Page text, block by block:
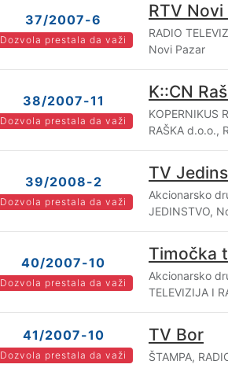
37/2007-6
Dozvola prestala da važi
RTV Novi
RADIO
Novi Pazar
38/2007-11
Dozvola prestala da važi
K::CN
KOPERNIKUS
RAŠKA d.o.o.,
39/2008-2
Dozvola prestala da važi
TV
Akcionarsko
JEDINSTVO,
40/2007-10
Dozvola prestala da važi
Timočka
Akcionarsko
TELEVIZIJA I
41/2007-10
Dozvola prestala da važi
TV Bor
ŠTAMPA,